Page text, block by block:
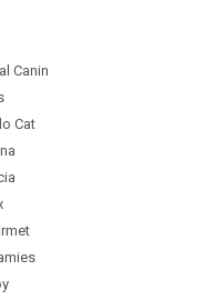
Canin
Cat